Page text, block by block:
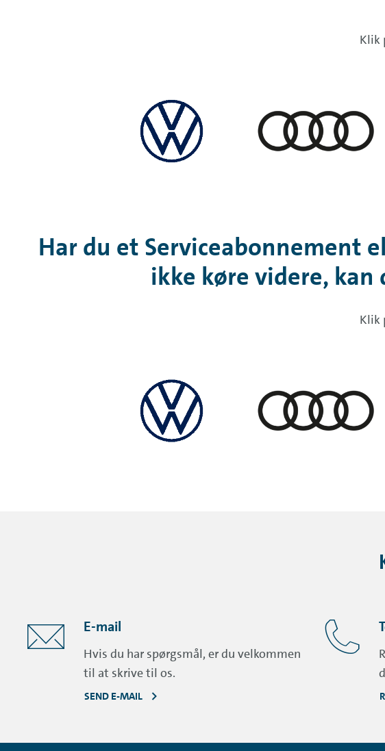
Klik
Har du et Serviceabonnement
ikke køre videre,
Klik
E-mail
Hvis du har spørgsmål, er du velkommen
til at skrive til os.
SEND E-MAIL